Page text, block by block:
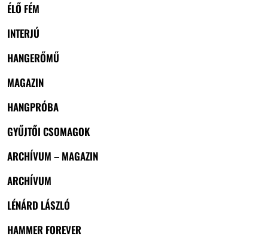
ÉLŐ FÉM
INTERJÚ
HANGERŐMŰ
MAGAZIN
HANGPRÓBA
GYŰJTŐI CSOMAGOK
ARCHÍVUM – MAGAZIN
ARCHÍVUM
LÉNÁRD LÁSZLÓ
HAMMER FOREVER